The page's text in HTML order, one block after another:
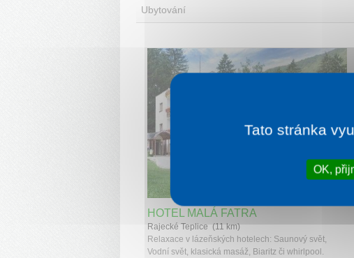
Ubytování
HOTEL MALÁ FATRA
Rajecké Teplice (11 km)
Relaxace v lázeňských hotelech: Saunový svět,
Vodní svět, klasická masáž, Biaritz či whirlpool.
Tato stránka
OK,